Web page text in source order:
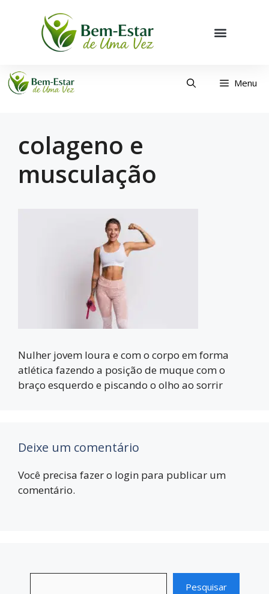
Menu
colageno e
musculação
Nulher jovem loura e com o corpo em forma
atlética fazendo a posição de muque com o
braço esquerdo e piscando o olho ao sorrir
Deixe um comentário
Você precisa fazer o login para publicar um
comentário.
Pesquisar